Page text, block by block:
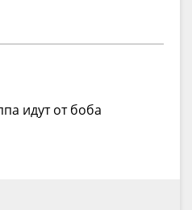
идут от боба